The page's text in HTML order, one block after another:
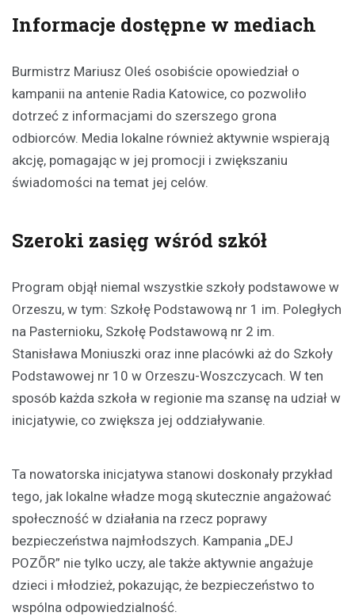
Informacje dostępne w mediach
Burmistrz Mariusz Oleś osobiście opowiedział o
kampanii na antenie Radia Katowice, co pozwoliło
dotrzeć z informacjami do szerszego grona
odbiorców. Media lokalne również aktywnie wspierają
akcję, pomagając w jej promocji i zwiększaniu
świadomości na temat jej celów.
Szeroki zasięg wśród szkół
Program objął niemal wszystkie szkoły podstawowe w
Orzeszu, w tym: Szkołę Podstawową nr 1 im. Poległych
na Pasternioku, Szkołę Podstawową nr 2 im.
Stanisława Moniuszki oraz inne placówki aż do Szkoły
Podstawowej nr 10 w Orzeszu-Woszczycach. W ten
sposób każda szkoła w regionie ma szansę na udział w
inicjatywie, co zwiększa jej oddziaływanie.
Ta nowatorska inicjatywa stanowi doskonały przykład
tego, jak lokalne władze mogą skutecznie angażować
społeczność w działania na rzecz poprawy
bezpieczeństwa najmłodszych. Kampania „DEJ
POZÕR” nie tylko uczy, ale także aktywnie angażuje
dzieci i młodzież, pokazując, że bezpieczeństwo to
wspólna odpowiedzialność.